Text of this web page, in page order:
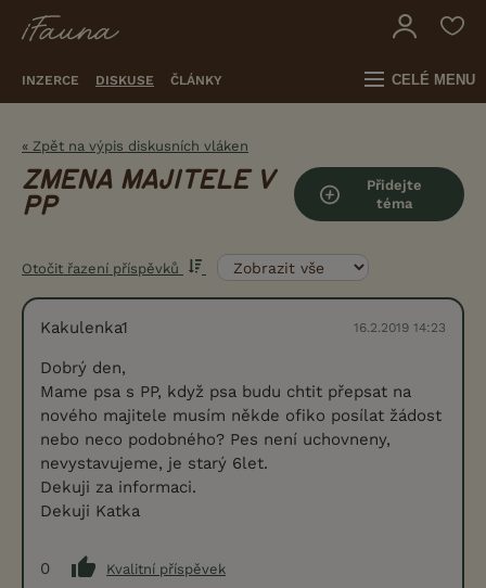
INZERCE DISKUSE ČLÁNKY CELÉ MENU
« Zpět na výpis diskusních vláken
ZMENA MAJITELE V
PP
Přidejte
téma
Otočit řazení příspěvků
Kakulenka1 16.2.2019 14:23
Dobrý den,
Mame psa s PP, když psa budu chtit přepsat na
nového majitele musím někde ofiko posílat žádost
nebo neco podobného? Pes není uchovneny,
nevystavujeme, je starý 6let.
Dekuji za informaci.
Dekuji Katka
0
Kvalitní příspěvek